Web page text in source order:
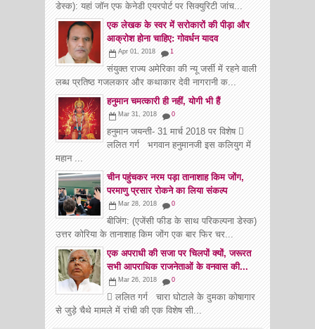
डेस्क): यहां जॉन एफ केनेडी एयरपोर्ट पर सिक्युरिटी जांच...
एक लेखक के स्वर में सरोकारों की पीड़ा और
आक्रोश होना चाहिए: गोवर्धन यादव
Apr 01, 2018 1
संयुक्त राज्य अमेरिका की न्यू जर्सी में रहने वाली
लब्ध प्रतिष्ठ गजलकार और कथाकार देवी नागरानी क...
हनुमान चमत्कारी ही नहीं, योगी भी हैं
Mar 31, 2018 0
हनुमान जयन्ती- 31 मार्च 2018 पर विशेष 
ललित गर्ग भगवान हनुमानजी इस कलियुग में
महान ...
चीन पहुंचकर नरम पड़ा तानाशाह किम जोंग,
परमाणु प्रसार रोकने का लिया संकल्प
Mar 28, 2018 0
बीजिंग: (एजेंसी फीड के साथ परिकल्पना डेस्क)
उत्तर कोरिया के तानाशाह किम जोंग एक बार फिर चर...
एक अपराधी की सजा पर चिलपों क्यों, जरूरत
सभी आपराधिक राजनेताओं के वनवास की...
Mar 26, 2018 0
 ललित गर्ग चारा घोटाले के दुमका कोषागार
से जुड़े चैथे मामले में रांची की एक विशेष सी...